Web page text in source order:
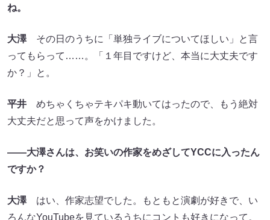
ね。
大澤その日のうちに「単独ライブについてほしい」と言
ってもらって……。「１年目ですけど、本当に大丈夫です
か？」と。
平井 めちゃくちゃテキパキ動いてはったので、もう絶対
大丈夫だと思って声をかけました。
――大澤さんは、お笑いの作家をめざしてYCCに入ったん
ですか？
大澤はい、作家志望でした。もともと演劇が好きで、い
ろんなYouTubeを見ているうちにコントも好きになって。